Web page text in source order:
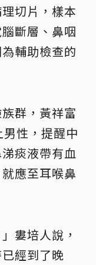
切片，樣本
斷層、鼻咽
輔助檢查的
群，黃祥富
性，提醒中
痰液帶有血
應至耳喉鼻
婁培人說，
經到了晚